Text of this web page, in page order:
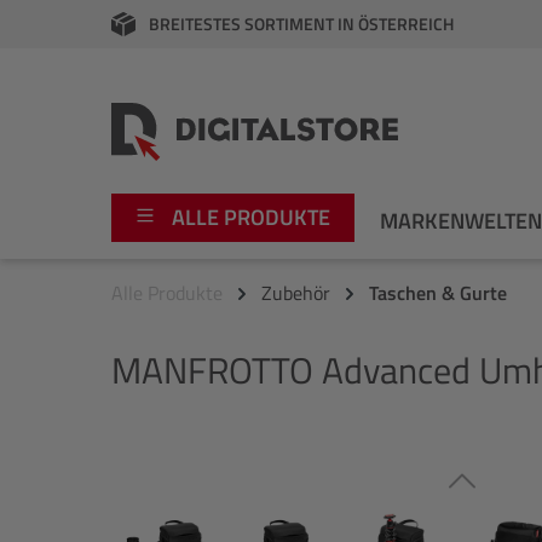
Zur Hauptnavigation springen
BREITESTES SORTIMENT IN ÖSTERREICH
ALLE PRODUKTE MARKENWELTEN
Video
Fujifilm
Alle Produkte Zubehör Taschen & Gurte
MANFROTTO Advanced